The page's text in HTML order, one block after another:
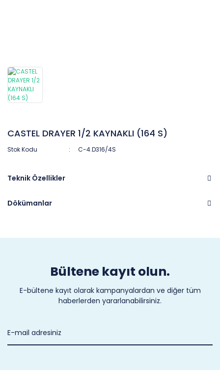
CASTEL DRAYER 1/2 KAYNAKLI (164 S)
Stok Kodu C-4.D316/4S
Teknik Özellikler
Dökümanlar
Bültene kayıt olun.
E-bültene kayıt olarak kampanyalardan ve diğer tüm
haberlerden yararlanabilirsiniz.